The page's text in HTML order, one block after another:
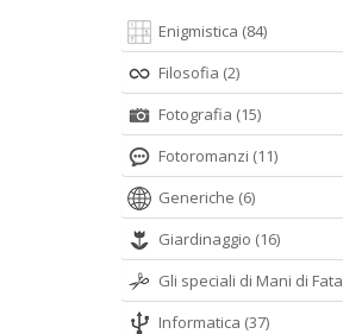
Enigmistica (84)
Filosofia (2)
Fotografia (15)
Fotoromanzi (11)
Generiche (6)
Giardinaggio (16)
Gli speciali di Mani di Fata
Informatica (37)